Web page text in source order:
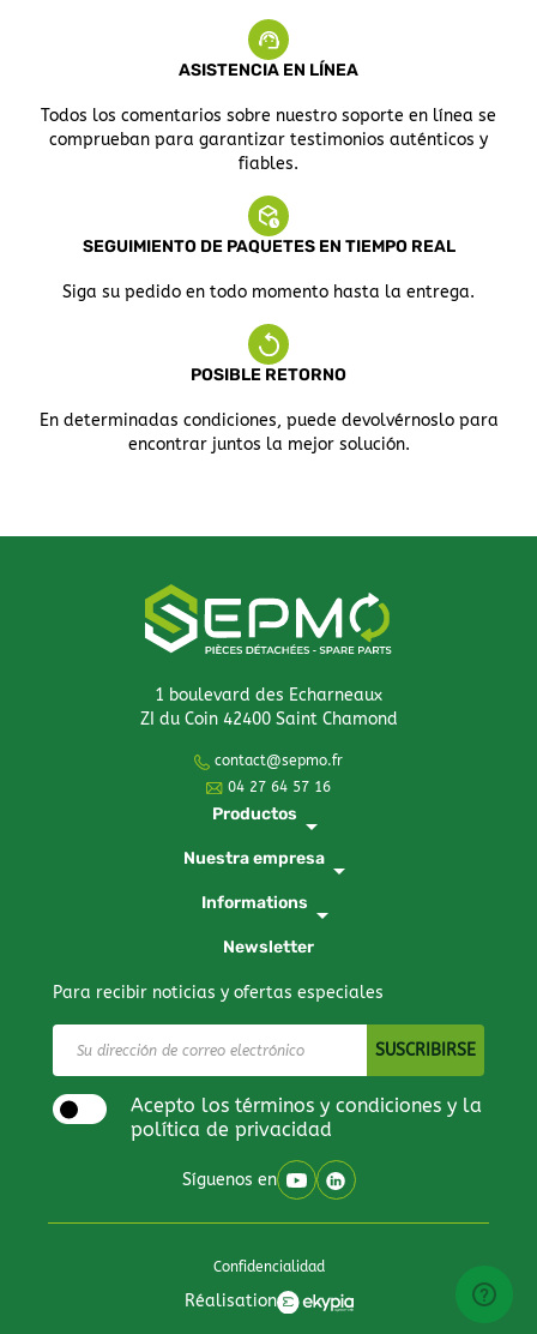
ASISTENCIA EN LÍNEA
Todos los comentarios sobre nuestro soporte en línea se
comprueban para garantizar testimonios auténticos y
fiables.
SEGUIMIENTO DE PAQUETES EN TIEMPO REAL
Siga su pedido en todo momento hasta la entrega.
POSIBLE RETORNO
En determinadas condiciones, puede devolvérnoslo para
encontrar juntos la mejor solución.
1 boulevard des Echarneaux
ZI du Coin 42400 Saint Chamond
contact@sepmo.fr
04 27 64 57 16
Productos arrow_drop_down
Nuestra empresa arrow_drop_down
Informations arrow_drop_down
Newsletter
Para recibir noticias y ofertas especiales
Acepto los términos y condiciones y la
política de privacidad
Síguenos en
Confidencialidad
Réalisation